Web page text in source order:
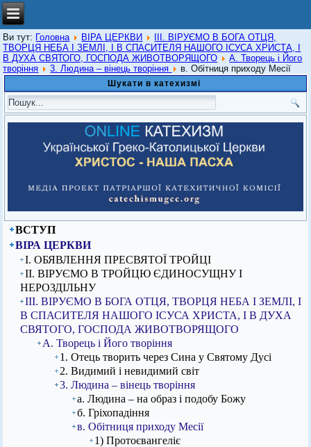
Ви тут: Головна ВІРА ЦЕРКВИ
ІІІ. ВІРУЄМО В БОГА ОТЦЯ,
ТВОРЦЯ НЕБА І ЗЕМЛІ, І В СПАСИТЕЛЯ НАШОГО ІСУСА ХРИСТА, І
В ДУХА СВЯТОГО, ГОСПОДА ЖИВОТВОРЯЩОГО
А. Творець і Його
творіння
3. Людина – вінець творіння в. Обітниця приходу Месії
Шукати в катехизмі
ВСТУП
ВІРА ЦЕРКВИ
I. ОБЯВЛЕННЯ ПРЕСВЯТОЇ ТРОЙЦІ
ІІ. ВІРУЄМО В ТРОЙЦЮ ЄДИНОСУЩНУ І
НЕРОЗДІЛЬНУ
ІІІ. ВІРУЄМО В БОГА ОТЦЯ, ТВОРЦЯ НЕБА І ЗЕМЛІ, І
В СПАСИТЕЛЯ НАШОГО ІСУСА ХРИСТА, І В ДУХА
СВЯТОГО, ГОСПОДА ЖИВОТВОРЯЩОГО
А. Творець і Його творіння
1. Отець творить через Сина у Святому Дусі
2. Видимий і невидимий світ
3. Людина – вінець творіння
а. Людина – на образ і подобу Божу
б. Гріхопадіння
в. Обітниця приходу Месії
1) Протоєвангеліє